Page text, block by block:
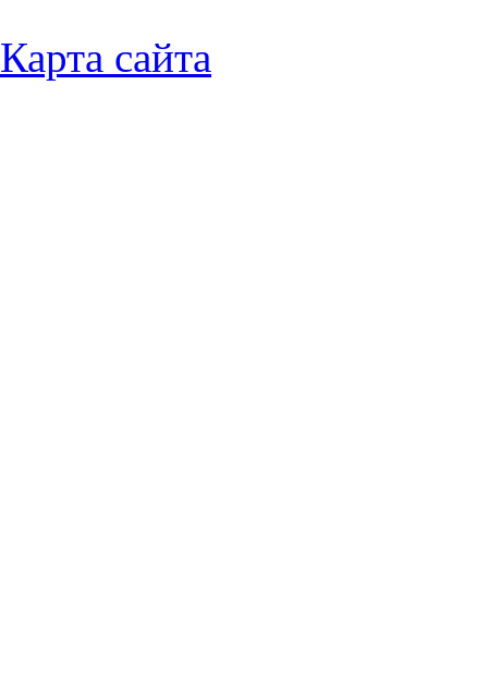
Карта сайта